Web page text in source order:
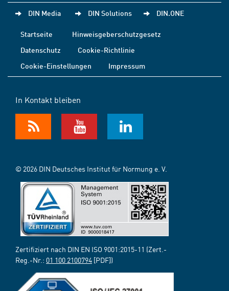
DIN Media DIN Solutions DIN.ONE
Startseite
Hinweisgeberschutzgesetz
Datenschutz
Cookie-Richtlinie
Cookie-Einstellungen
Impressum
In Kontakt bleiben
© 2026 DIN Deutsches Institut für Normung e. V.
Zertifiziert nach DIN EN ISO 9001:2015-11 (Zert.-
Reg.-Nr.: 01 100 2100794 [PDF])